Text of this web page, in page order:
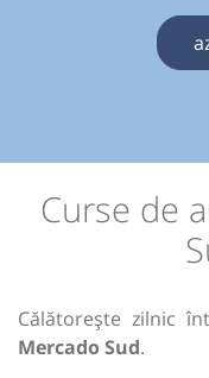
Curse de
Călătorește zilnic
Mercado Sud.